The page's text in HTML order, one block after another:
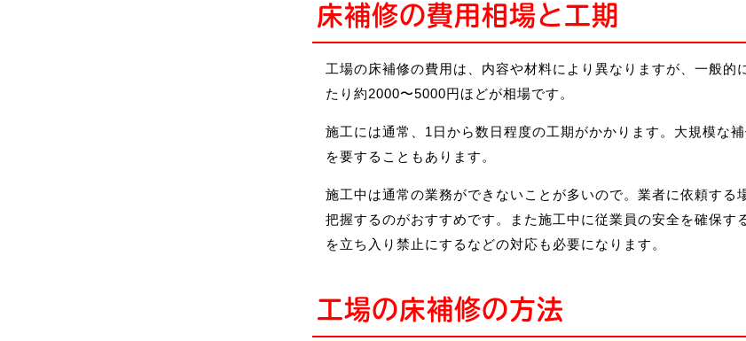
床補修の費用相場と工期
工場の床補修の費用は、内容や材料により異なりますが、一般的
たり約2000〜5000円ほどが相場です。
施工には通常、1日から数日程度の工期がかかります。大規模な
を要することもあります。
施工中は通常の業務ができないことが多いので。業者に依頼する
把握するのがおすすめです。また施工中に従業員の安全を確保す
を立ち入り禁止にするなどの対応も必要になります。
工場の床補修の方法